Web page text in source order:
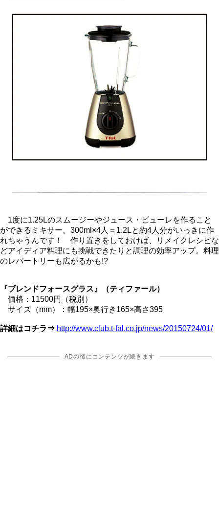
1度に1.25Lのスムージーやジュース・ピューレを作ること
ができるミキサー。300ml×4人＝1.2Lと約4人分がいっきに作
れちゃうんです！ 作り置きをしておけば、リメイクレシピな
どアイディア料理にも挑戦できたりと調理の効率アップ。料理
のレパートリーも広がるかも!?
『ブレンドフォースグラス』（ティファール）
価格：11500円（税別）
サイズ（mm）：幅195×奥行き165×高さ395
詳細はコチラ⇒ http://www.club.t-fal.co.jp/news/20150724/01/
ADの後にコンテンツが続きます